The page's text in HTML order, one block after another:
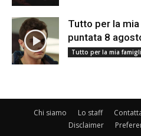
Tutto per la
puntata 8
Tutto per la mia
Chi siamo Lo staff
Disclaimer